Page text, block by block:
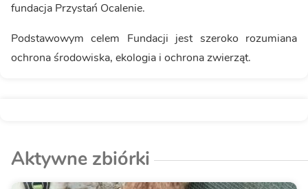
fundacja Przystań Ocalenie.
Podstawowym celem Fundacji jest szeroko rozumiana
ochrona środowiska, ekologia i ochrona zwierząt.
Aktywne zbiórki